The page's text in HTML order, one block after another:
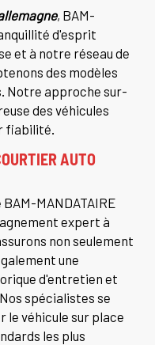
, BAM-
d'esprit
et à notre réseau de
des modèles
Notre approche sur-
des véhicules
fiabilité.
AUTO
MANDATAIRE
expert à
non seulement
une
d'entretien et
spécialistes se
le véhicule sur place
les plus